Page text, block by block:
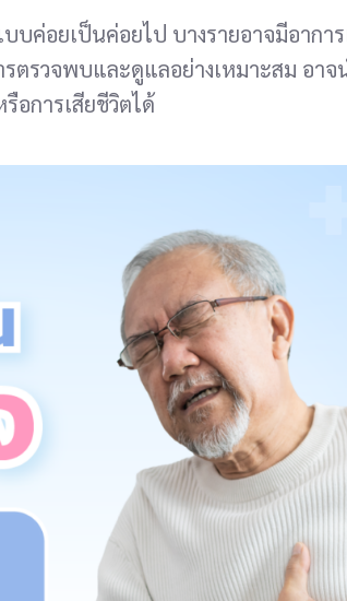
ค่อยเป็นค่อยไป บางรายอาจมีอาการ
ตรวจพบและดูแลอย่างเหมาะสม อาจ
อการเสียชีวิตได้